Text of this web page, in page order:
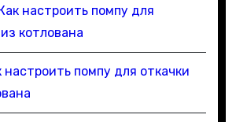
настроить помпу для
котлована
настроить помпу для откачки